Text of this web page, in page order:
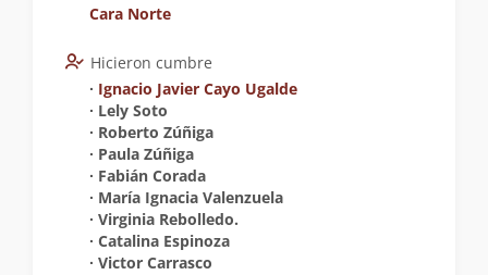
Cara Norte
Hicieron cumbre
∙ Ignacio Javier Cayo Ugalde
∙ Lely Soto
∙ Roberto Zúñiga
∙ Paula Zúñiga
∙ Fabián Corada
∙ María Ignacia Valenzuela
∙ Virginia Rebolledo.
∙ Catalina Espinoza
∙ Victor Carrasco